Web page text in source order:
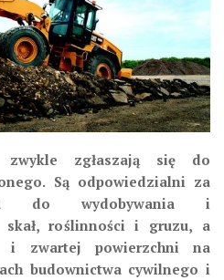
zwykle zgłaszają się do
Są odpowiedzialni za
do wydobywania i
skał, roślinności i gruzu, a
i zwartej powierzchni na
budownictwa cywilnego i